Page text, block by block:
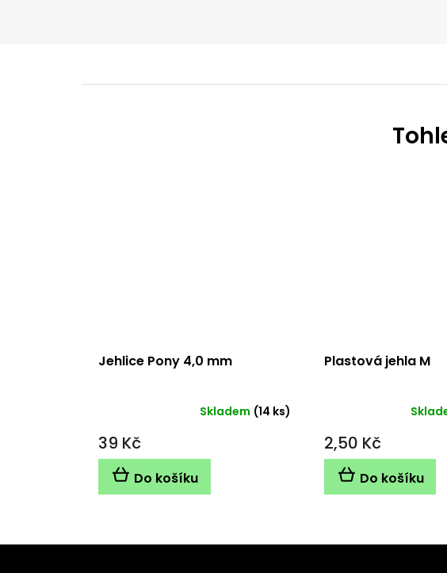
Jehlice Pony 4,0 mm
Skladem (14 ks)
39 Kč
Do košíku
Plastová jehla M
produktu
je
5,0
2,50 Kč
Do košíku
Z